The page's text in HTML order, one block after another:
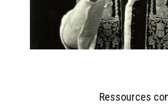
Ressources